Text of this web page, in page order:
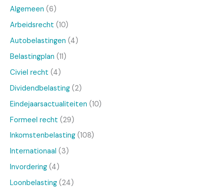
Algemeen (6)
Arbeidsrecht (10)
Autobelastingen (4)
Belastingplan (11)
Civiel recht (4)
Dividendbelasting (2)
Eindejaarsactualiteiten (10)
Formeel recht (29)
Inkomstenbelasting (108)
Internationaal (3)
Invordering (4)
Loonbelasting (24)